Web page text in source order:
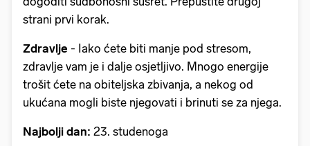
strani prvi korak.
Zdravlje - Iako ćete biti manje pod stresom,
zdravlje vam je i dalje osjetljivo. Mnogo energije
trošit ćete na obiteljska zbivanja, a nekog od
ukućana mogli biste njegovati i brinuti se za njega.
Najbolji dan: 23. studenoga